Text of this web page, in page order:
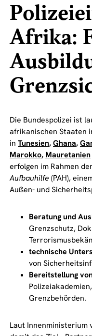
Afrika:
Die Bundespolizei ist
afrikanischen Staaten
in Tunesien,Ghana,
Marokko, Mauretanien
erfolgen im Rahmen
Aufbauhilfe (PAH),
Außen- und
Beratung und
Grenzschutz,
technische
von
Bereitstellung
Grenzbehörden.
Laut Innenministerium